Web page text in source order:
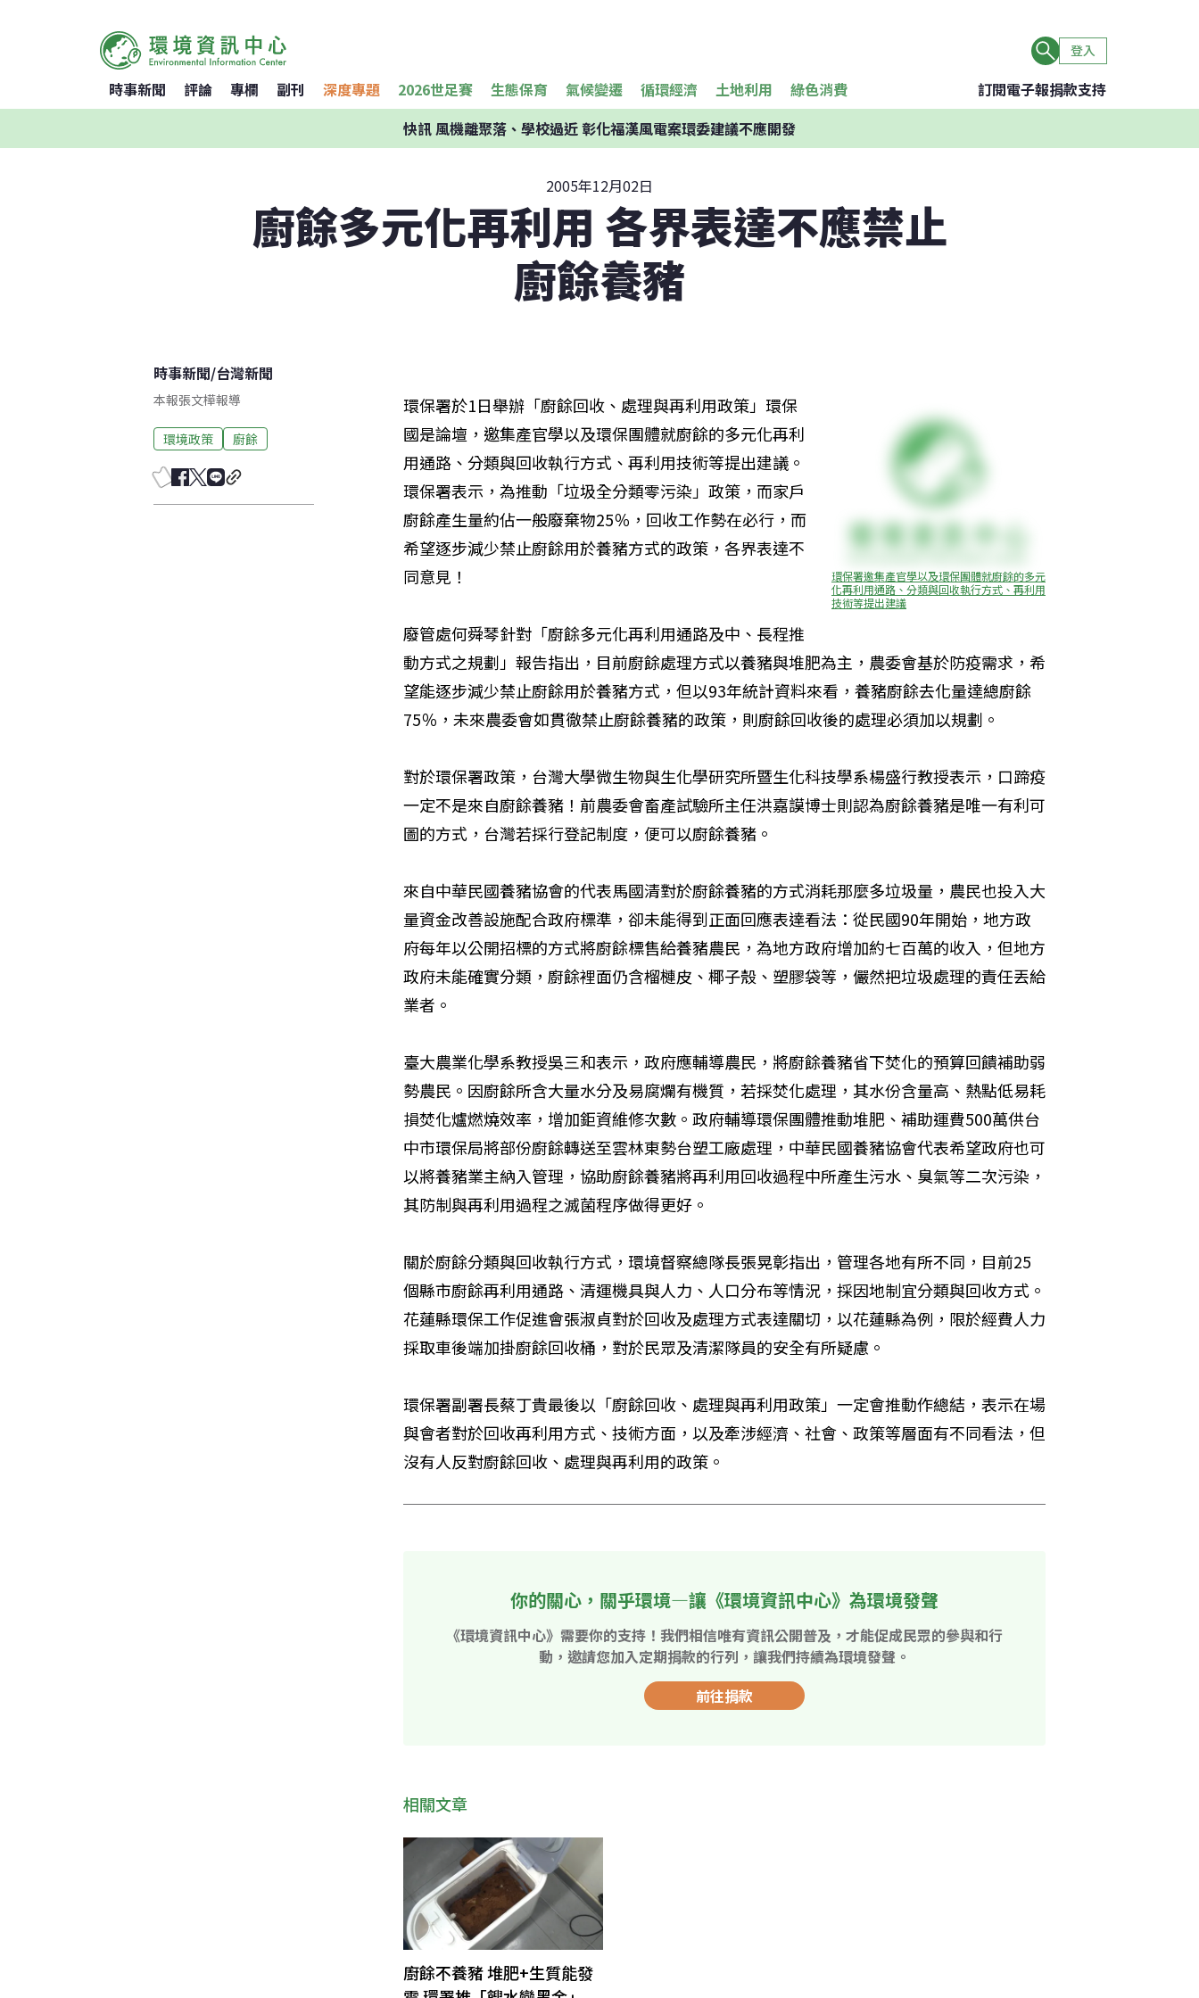
登入
時事新聞 評論 專欄 副刊 深度專題 2026世足賽 生態保育 氣候變遷 循環經濟 土地利用 綠色消費 訂閱電子報捐款支持
快訊風機離聚落、學校過近 彰化福漢風電案環委建議不應開發
2005年12月02日
廚餘多元化再利用 各界表達不應禁止
廚餘養豬
時事新聞/台灣新聞
本報張文樺報導
環境政策 廚餘
環保署邀集產官學以及環保團體就廚餘的多元
化再利用通路、分類與回收執行方式、再利用
技術等提出建議
環保署於1日舉辦「廚餘回收、處理與再利用政策」環保
國是論壇，邀集產官學以及環保團體就廚餘的多元化再利
用通路、分類與回收執行方式、再利用技術等提出建議。
環保署表示，為推動「垃圾全分類零污染」政策，而家戶
廚餘產生量約佔一般廢棄物25％，回收工作勢在必行，而
希望逐步減少禁止廚餘用於養豬方式的政策，各界表達不
同意見！
廢管處何舜琴針對「廚餘多元化再利用通路及中、長程推
動方式之規劃」報告指出，目前廚餘處理方式以養豬與堆肥為主，農委會基於防疫需求，希
望能逐步減少禁止廚餘用於養豬方式，但以93年統計資料來看，養豬廚餘去化量達總廚餘
75％，未來農委會如貫徹禁止廚餘養豬的政策，則廚餘回收後的處理必須加以規劃。
對於環保署政策，台灣大學微生物與生化學研究所暨生化科技學系楊盛行教授表示，口蹄疫
一定不是來自廚餘養豬！前農委會畜產試驗所主任洪嘉謨博士則認為廚餘養豬是唯一有利可
圖的方式，台灣若採行登記制度，便可以廚餘養豬。
來自中華民國養豬協會的代表馬國清對於廚餘養豬的方式消耗那麼多垃圾量，農民也投入大
量資金改善設施配合政府標準，卻未能得到正面回應表達看法：從民國90年開始，地方政
府每年以公開招標的方式將廚餘標售給養豬農民，為地方政府增加約七百萬的收入，但地方
政府未能確實分類，廚餘裡面仍含榴槤皮、椰子殼、塑膠袋等，儼然把垃圾處理的責任丟給
業者。
臺大農業化學系教授吳三和表示，政府應輔導農民，將廚餘養豬省下焚化的預算回饋補助弱
勢農民。因廚餘所含大量水分及易腐爛有機質，若採焚化處理，其水份含量高、熱點低易耗
損焚化爐燃燒效率，增加鉅資維修次數。政府輔導環保團體推動堆肥、補助運費500萬供台
中市環保局將部份廚餘轉送至雲林東勢台塑工廠處理，中華民國養豬協會代表希望政府也可
以將養豬業主納入管理，協助廚餘養豬將再利用回收過程中所產生污水、臭氣等二次污染，
其防制與再利用過程之滅菌程序做得更好。
關於廚餘分類與回收執行方式，環境督察總隊長張晃彰指出，管理各地有所不同，目前25
個縣市廚餘再利用通路、清運機具與人力、人口分布等情況，採因地制宜分類與回收方式。
花蓮縣環保工作促進會張淑貞對於回收及處理方式表達關切，以花蓮縣為例，限於經費人力
採取車後端加掛廚餘回收桶，對於民眾及清潔隊員的安全有所疑慮。
環保署副署長蔡丁貴最後以「廚餘回收、處理與再利用政策」一定會推動作總結，表示在場
與會者對於回收再利用方式、技術方面，以及牽涉經濟、社會、政策等層面有不同看法，但
沒有人反對廚餘回收、處理與再利用的政策。
你的關心，關乎環境—讓《環境資訊中心》為環境發聲
《環境資訊中心》需要你的支持！我們相信唯有資訊公開普及，才能促成民眾的參與和行
動，邀請您加入定期捐款的行列，讓我們持續為環境發聲。
前往捐款
相關文章
廚餘不養豬 堆肥+生質能發